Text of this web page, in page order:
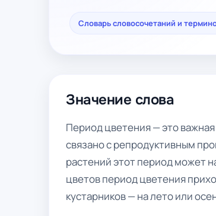
Словарь словосочетаний и
Значение слова
Период цветения — это
связано с репродуктивным
растений этот период может
цветов период цветения
кустарников — на лето или